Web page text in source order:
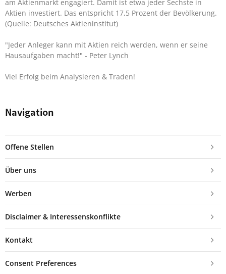
am Aktienmarkt engagiert. Damit ist etwa jeder Sechste in
Aktien investiert. Das entspricht 17,5 Prozent der Bevölkerung.
(Quelle: Deutsches Aktieninstitut)
"Jeder Anleger kann mit Aktien reich werden, wenn er seine
Hausaufgaben macht!" - Peter Lynch
Viel Erfolg beim Analysieren & Traden!
Navigation
Offene Stellen
Über uns
Werben
Disclaimer & Interessenskonflikte
Kontakt
Consent Preferences